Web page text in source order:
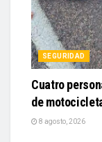
SEGURIDAD
Cuatro
de
8 agosto, 2026